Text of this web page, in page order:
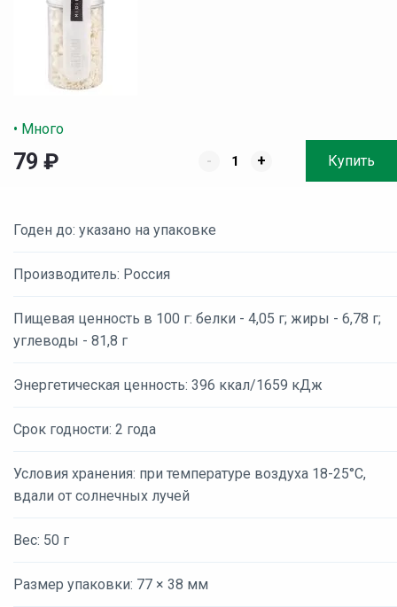
• Много
79 ₽ - + Купить
Годен до: указано на упаковке
Производитель: Россия
Пищевая ценность в 100 г: белки - 4,05 г; жиры - 6,78 г;
углеводы - 81,8 г
Энергетическая ценность: 396 ккал/1659 кДж
Срок годности: 2 года
Условия хранения: при температуре воздуха 18-25°С,
вдали от солнечных лучей
Вес: 50 г
Размер упаковки: 77 × 38 мм